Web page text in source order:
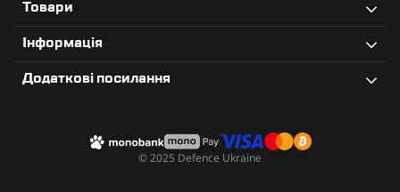
Товари
Інформація
Додаткові посилання
© 2025 Defence Ukraine